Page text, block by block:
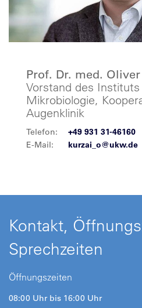
Prof. Dr. med. Oliver
Vorstand des
Mikrobiologie,
Augenklinik
Telefon:
+49 931 31-46160
E-Mail:
kurzai_o@ukw.de
Kontakt,
Sprechzeiten
Öffnungszeiten
08:00 Uhr bis 16:00 Uhr